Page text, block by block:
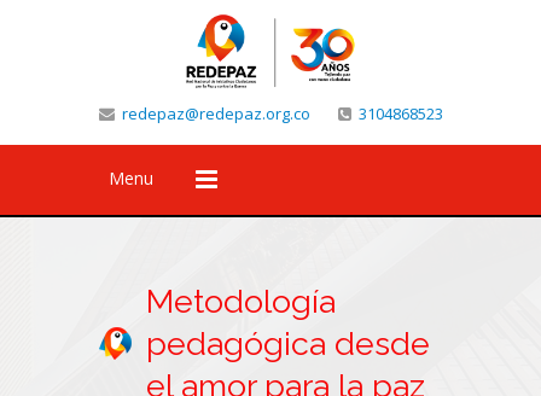
redepaz@redepaz.org.co 3104868523
Menu
Metodología
pedagógica desde
el amor para la paz